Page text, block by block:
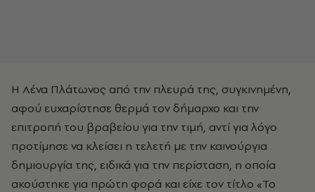
Η Λένα Πλάτωνος από την πλευρά της, συγκινημένη,
αφού ευχαρίστησε θερμά τον δήμαρχο και την
επιτροπή του βραβείου για την τιμή, αντί για λόγο
προτίμησε να κλείσει η τελετή με την καινούργια
δημιουργία της, ειδικά για την περίσταση, η οποία
ακούστηκε για πρώτη φορά και είχε τον τίτλο «Το